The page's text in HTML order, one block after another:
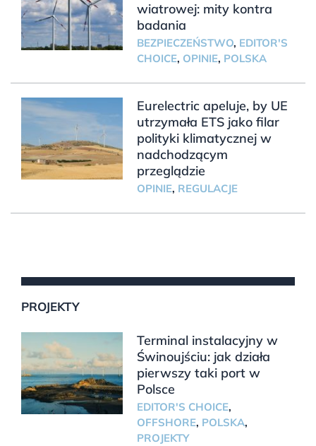
wiatrowej: mity kontra
badania
BEZPIECZEŃSTWO, EDITOR'S
CHOICE, OPINIE, POLSKA
Eurelectric apeluje, by UE
utrzymała ETS jako filar
polityki klimatycznej w
nadchodzącym
przeglądzie
OPINIE, REGULACJE
PROJEKTY
Terminal instalacyjny w
Świnoujściu: jak działa
pierwszy taki port w
Polsce
EDITOR'S CHOICE,
OFFSHORE, POLSKA,
PROJEKTY